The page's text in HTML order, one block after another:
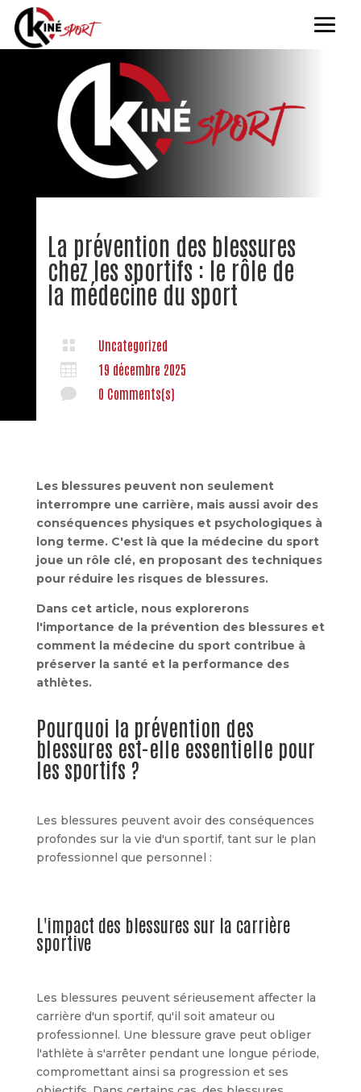
La prévention des blessures
chez les sportifs : le rôle de
la médecine du sport

Uncategorized

19 décembre 2025

0 Comments(s)
Les blessures peuvent non seulement
interrompre une carrière, mais aussi avoir des
conséquences physiques et psychologiques à
long terme. C'est là que la médecine du sport
joue un rôle clé, en proposant des techniques
pour réduire les risques de blessures.
Dans cet article, nous explorerons
l'importance de la prévention des blessures et
comment la médecine du sport contribue à
préserver la santé et la performance des
athlètes.
Pourquoi la prévention des
blessures est-elle essentielle pour
les sportifs ?
Les blessures peuvent avoir des conséquences
profondes sur la vie d'un sportif, tant sur le plan
professionnel que personnel :
L'impact des blessures sur la carrière
sportive
Les blessures peuvent sérieusement affecter la
carrière d'un sportif, qu'il soit amateur ou
professionnel. Une blessure grave peut obliger
l'athlète à s'arrêter pendant une longue période,
compromettant ainsi sa progression et ses